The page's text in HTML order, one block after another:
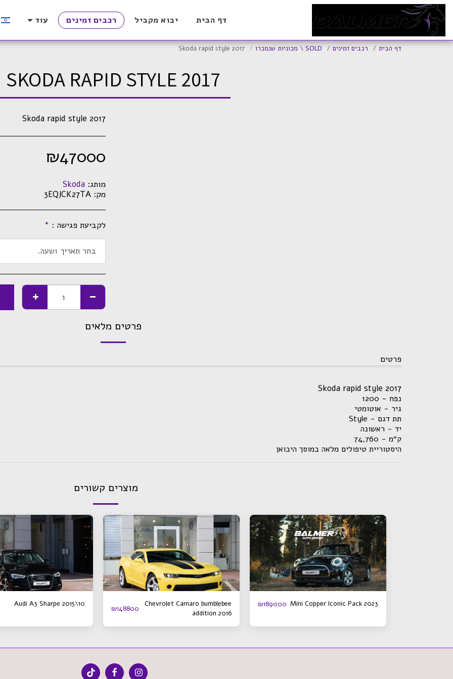
דף הבית יבוא מקביל רכבים זמינים עוד
דף הבית רכבים זמינים SOLD \ מכוניות שנמכרו Skoda rapid style 2017
SKODA RAPID STYLE 2017
Skoda rapid style 2017
₪47000
מותג: Skoda
מק: 3EQJCK27TA
לקביעת פגישה : *
בחר תאריך ושעה.
פרטים מלאים
פרטים
Skoda rapid style 2017
נפח - 1200
גיר - אוטומטי
תת דגם - Style
יד - ראשונה
ק״מ - 74,760
היסטוריית טיפולים מלאה במוסך היבואן
מוצרים קשורים
Mini Copper Iconic Pack 2023
₪189000
Chevrolet Camaro bumblebee
addition 2016
₪148800
Audi A3 Sharpe 2015\10